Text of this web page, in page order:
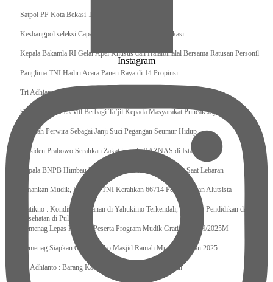
Satpol PP Kota Bekasi Tertibkan PPKS
Kesbangpol seleksi Capaska 736 Siswa/i se-Kota Bekasi
Kepala Bakamla RI Gelar Apel Khusus dan Halalbihalal Bersama Ratusan Personil
Panglima TNI Hadiri Acara Panen Raya di 14 Propinsi
Tri Adhianto : Kota Bekasi Bisa Mempertahankan Keharmonisasian
Satgas Yonif 715/Mtl Berbagi Ta’jil Kepada Masyarakat Puncak Jaya
Sumpah Perwira Sebagai Janji Suci Pegangan Seumur Hidup
Presiden Prabowo Serahkan Zakat kepada BAZNAS di Istana Negara
Kepala BNPB Himbau Pemda Waspada Potensi Bencana Saat Lebaran
Amankan Mudik, Panglima TNI Kerahkan 66714 Personel Dan Alutsista
Pratikno : Kondisi Keamanan di Yahukimo Terkendali, Layanan Pendidikan dan
Kesehatan di Pulihkan
Kemenag Lepas Ratusan Peserta Program Mudik Gratis 1446 H/2025M
Kemenag Siapkan 6.180 Posko Masjid Ramah Mudik Lebaran 2025
Tri Adhianto : Barang Kadaluarsa Segera di Kembalikan
Instagram